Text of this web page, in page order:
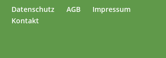
Datenschutz AGB
Impressum
Kontakt